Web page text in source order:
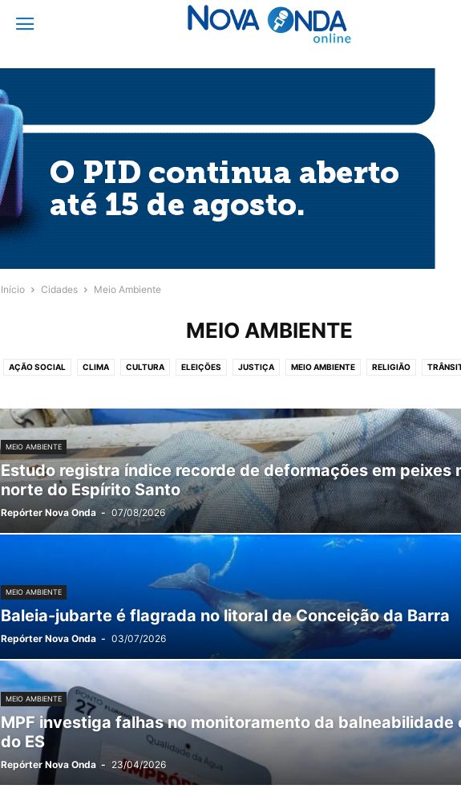
Início Cidades Meio Ambiente
MEIO AMBIENTE
AÇÃO SOCIAL CLIMA CULTURA ELEIÇÕES JUSTIÇA MEIO AMBIENTE RELIGIÃO
MEIO AMBIENTE
Estudo registra índice recorde de deformações em peixes
norte do Espírito Santo
Repórter Nova Onda - 07/08/2026
MEIO AMBIENTE
Baleia-jubarte é flagrada no litoral de Conceição da Barra
Repórter Nova Onda - 03/07/2026
MEIO AMBIENTE
MPF investiga falhas no monitoramento da balneabilidade
do ES
Repórter Nova Onda - 23/04/2026